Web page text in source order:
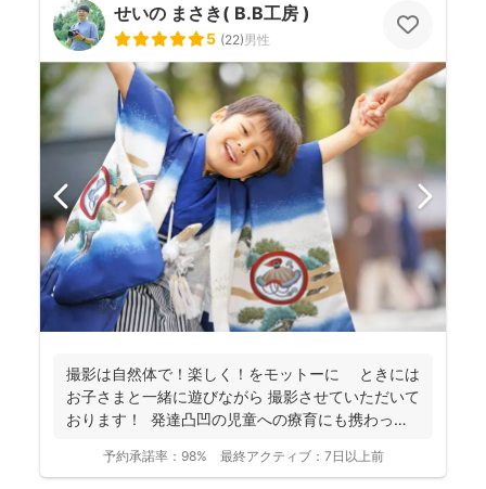
せいの まさき( B.B工房 )
5 (22)男性
撮影は自然体で！楽しく！をモットーに ときには
お子さまと一緒に遊びながら 撮影させていただいて
おります！ 発達凸凹の児童への療育にも携わって
予約承諾率： 98% 最終アクティブ： 7日以上前